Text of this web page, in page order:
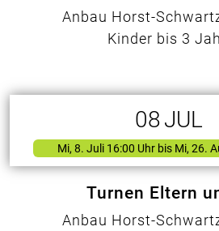
Anbau Horst-
Kinder bis 3
08JUL
Mi, 8. Juli 16:00 Uhr bis Mi, 26.
Turnen Eltern
Anbau Horst-